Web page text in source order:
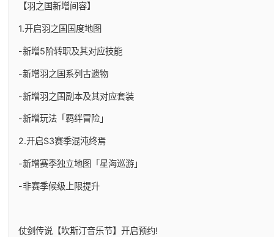
【羽之国新增间容】
1.开启羽之国国度地图
-新增5阶转职及其对应技能
-新增羽之国系列古遗物
-新增羽之国副本及其对应套装
-新增玩法「羁绊冒险」
2.开启S3赛季混沌终焉
-新增赛季独立地图「星海巡游」
-非赛季候级上限提升
仗剑传说【坎斯汀音乐节】开启预约!